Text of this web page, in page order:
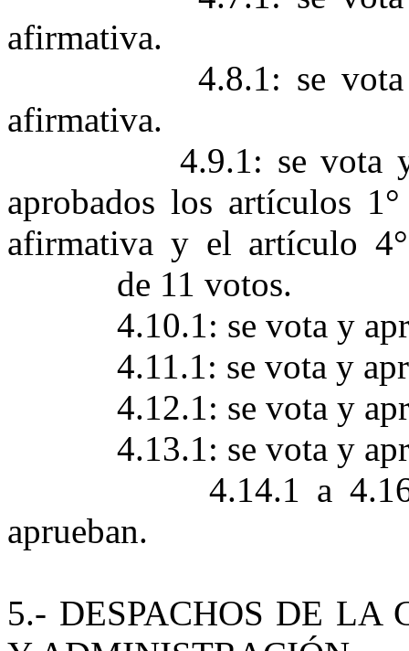
afirmativa.
4.8.1: se
afirmativa.
4.9.1: se vota
aprobados los artículos
afirmativa y el artículo
de 11 votos.
4.10.1: se vota y
4.11.1: se vota y
4.12.1: se vota y
4.13.1: se vota y
4.14.1 a
aprueban.
5.- DESPACHOS DE LA